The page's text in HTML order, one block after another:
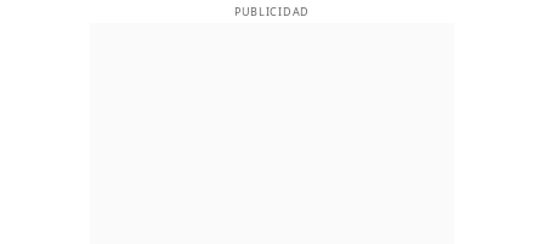
PUBLICIDAD